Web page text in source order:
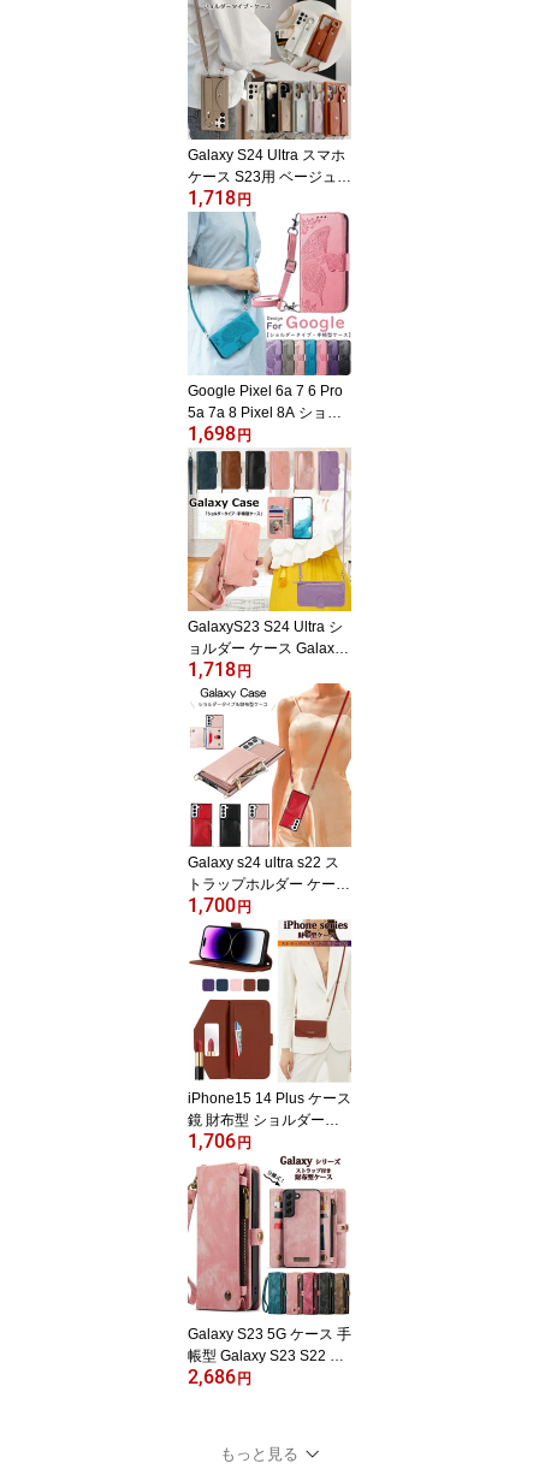
ス ミラー付き 13 12 11 x
xsmax xr xs ショルダー
バッグ 7 8 se 第2世代 第
3世代 大人女子 14Pro 13
Pro 12Pro 11Pro カード
入れ 肩掛け se2 se3 可愛
い ショルダーストラップ
Galaxy S24 Ultra スマホ
ケース S23用 ベージュ
ショルダータイプ Galax
y S23 Ultra S22 S21 ケ
ース ショルダーストラッ
プ ギャラクシー S21+ Pl
us S20 S20+ カバー スマ
ホショルダー A53用 A54
A52 5G スマホカバー カ
ード入れ Note20Ultra No
te10+ 保護ケース S10 S
10+
1,718 円
Google Pixel 6a 7 6 Pro
5a 7a 8 Pixel 8A ショル
ダータイプ スマホケース
グーグル ピクセル5a 5g
ショルダーストラップ G
oogle Pixel10 手帳型
蝶々 Pixel 5A 5G スマホ
カバーGoogle Pixel10 Pi
xel 6a 4a (5G) 6pro 3A
ケース ピクセル6a ソフ
トバンク おしゃれ 蝶柄
1,698 円
GalaxyS23 S24 Ultra シ
ョルダー ケース Galaxy
A54 5G 手帳型 カバー S
23 FE 財布型 スマホカバ
ー ギャラクシー S23 S2
2 S21 ジッパーポッケト
Galaxy A53 A52 A32 5G
手帳 ショルダーストラッ
プ galaxy s22ultra s21ult
ra 肩掛け ショルダータ
イプ 可愛い Galaxy S21+
1,718 円
Galaxy s24 ultra s22 ス
トラップホルダー ケース
s21 s21+ ショルダース
トラップ 肩掛け s20 s20
+ plus 可調節長さ ショル
ダー スマホ カバー s10 s
10+ ギャラクシー note1
0+ note20 ultra 可愛い 財
布型 スマホケース S22 S
23 FE バッグ型 S9 S9+
カード入れ スタンド機能
1,700 円
iPhone15 14 Plus ケース
鏡 財布型 ショルダーケ
ース iPhone15 14 13 12
11 17 Pro Max ケース ス
トラップ付き 手帳型 iPh
one 13 12 mini 携帯ケー
ス ミラー 肩がけ 首掛け
斜め掛け レザー iPhone1
7Air ケース iPhone 16 1
7 Proケース iPhone SE
第3/2世代 保護ケース
1,706 円
Galaxy S23 5G ケース 手
帳型 Galaxy S23 S22 S2
1 Ultra 5G ケース 財布型
alaxy S22 S21 S20+ 5G
ケース お洒落 ワイヤレ
2,686 円
もっと見る